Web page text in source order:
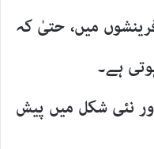
میں، حتیٰ کہ
ہے۔
نئی شکل میں پیش